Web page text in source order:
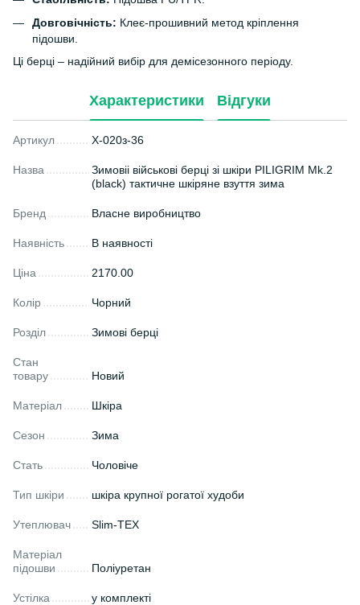
Довговічність: Клеє-прошивний метод кріплення
підошви.
Ці берці – надійний вибір для демісезонного періоду.
Характеристики Відгуки
Артикул X-020з-36
Назва
Зимовіі військові берці зі шкіри PILIGRIM Mk.2
(black) тактичне шкіряне взуття зима
Бренд Власне виробництво
Наявність В наявності
Ціна 2170.00
Колір Чорний
Розділ Зимові берці
Стан
товару
Новий
Матеріал Шкіра
Сезон Зима
Стать Чоловіче
Тип шкіри шкіра крупної рогатої худоби
Утеплювач Slim-TEX
Матеріал
підошви
Поліуретан
Устілка у комплекті